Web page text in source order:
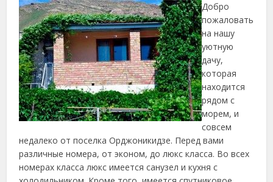
Добро
пожаловать
на нашу
уютную
дачу,
которая
находится
рядом с
морем, и
совсем
недалеко от поселка Орджоникидзе. Перед вами
различные номера, от эконом, до люкс класса. Во всех
номерах класса люкс имеется санузел и кухня с